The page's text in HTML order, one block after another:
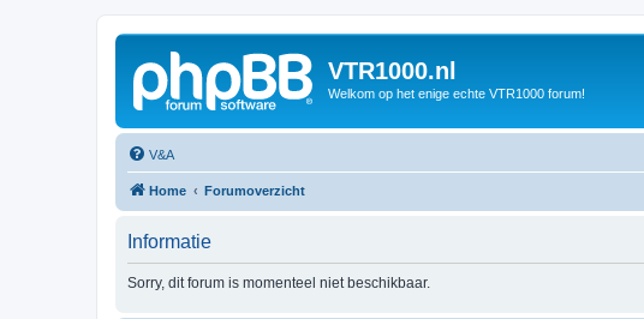
VTR1000.nl
Welkom op het enige echte VTR1000 forum!
V&A
Home Forumoverzicht
Informatie
Sorry, dit forum is momenteel niet beschikbaar.